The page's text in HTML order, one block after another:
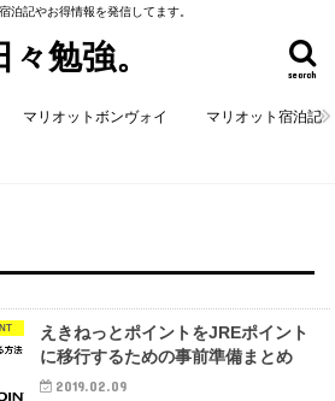
泊記やお得情報を発信してます。
々勉強。 search
マリオットボンヴォイ マリオット宿泊記
えきねっとポイントをJREポイント
に移行するための事前準備まとめ
2019.02.09